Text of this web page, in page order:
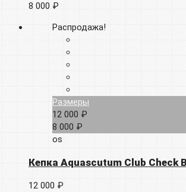
8 000 ₽
Распродажа!
Размеры
12 000 ₽
8 000 ₽
os
Кепка Aquascutum Club Check
12 000 ₽